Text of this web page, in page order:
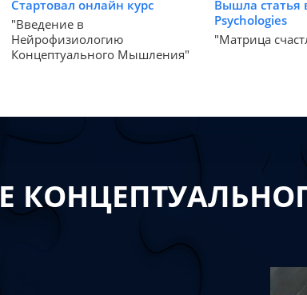
Стартовал онлайн курс
"Введение в
Нейрофизиологию
Концептуального Мышления"
Вышла статья
Psychologies
"Матрица